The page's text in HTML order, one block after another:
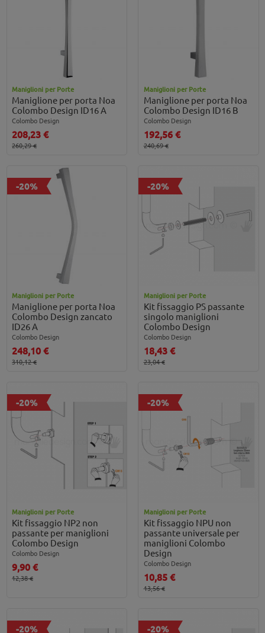
Maniglioni per Porte
Maniglione per porta Noa
Colombo Design ID16 A
Colombo Design
208,23 €
260,29 €
Maniglioni per Porte
Maniglione per porta Noa
Colombo Design ID16 B
Colombo Design
192,56 €
240,69 €
-20%
Maniglioni per Porte
Maniglione per porta Noa
Colombo Design zancato
ID26 A
Colombo Design
248,10 €
310,12 €
-20%
Maniglioni per Porte
Kit fissaggio PS passante
singolo maniglioni
Colombo Design
Colombo Design
18,43 €
23,04 €
-20%
Maniglioni per Porte
Kit fissaggio NP2 non
passante per maniglioni
Colombo Design
Colombo Design
9,90 €
12,38 €
-20%
Maniglioni per Porte
Kit fissaggio NPU non
passante universale per
maniglioni Colombo
Design
Colombo Design
10,85 €
13,56 €
-20% -20%